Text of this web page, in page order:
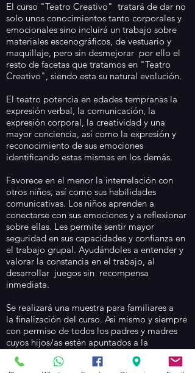
El curso "Teatro Creativo" tratará de dar no
solo unos conocimientos tanto corporales y
emocionales sino incluirá un trabajo sobre
materiales escenográficos, de vestuario y
maquillaje, pero sin desmejorar por ello el
resto de facetas que tratamos en "Teatro
Creativo", siendo esta su natural evolución.
El teatro potencia en edades tempranas la
expresión verbal, la comunicación, la
expresión corporal, la creatividad y una
mayor conciencia, así como la expresión y
reconocimiento de sus emociones
identificando estas mismas en los demás.
Favorece en el menor la interrelación con
otros niños, así como sus habilidades
comunicativas. Los niños aprenden a
conectarse con sus emociones y a reflexionar
sobre ellas. Les permite sentir mayor
seguridad en sus capacidades y confianza en
el trabajo grupal. Ayudándoles a entender y
valorar la constancia en el trabajo, al
desarrollar juegos sin recompensa
inmediata.
Se realizará una muestra para familiares a
la finalización del curso. Así mismo y siempre
con permiso de todos los padres y madres
cuyos hijos/as estén apuntados a la
actividad, se realizará una grabación de la
función de la que podrán disponer